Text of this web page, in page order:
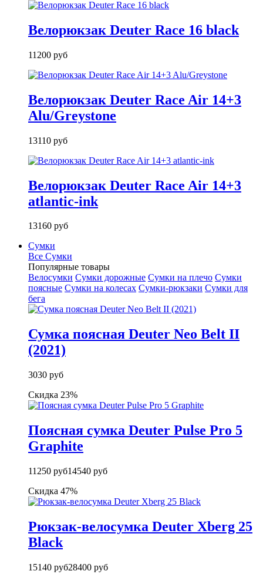
Велорюкзак Deuter Race 16 black
11200 руб
Велорюкзак Deuter Race Air 14+3
Alu/Greystone
13110 руб
Велорюкзак Deuter Race Air 14+3
atlantic-ink
13160 руб
Сумки
Все Сумки
Популярные товары
Велосумки Сумки дорожные Сумки на плечо Сумки
поясные Сумки на колесах Сумки-рюкзаки Сумки для
бега
Сумка поясная Deuter Neo Belt II
(2021)
3030 руб
Скидка 23%
Поясная сумка Deuter Pulse Pro 5
Graphite
11250 руб14540 руб
Скидка 47%
Рюкзак-велосумка Deuter Xberg 25
Black
15140 руб28400 руб